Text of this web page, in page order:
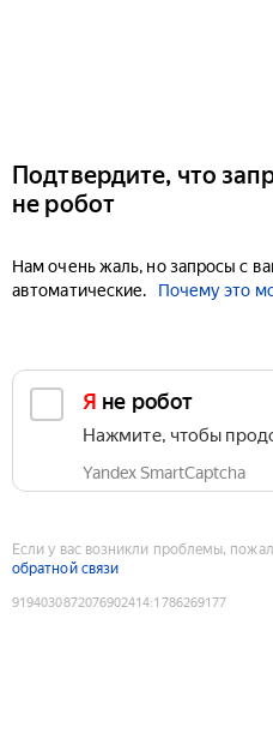
Подтвердите, что
не робот
Нам очень жаль, но запросы с
автоматические.
Почему это
Я не робот
Нажмите, чтобы
Yandex SmartCaptcha
Если у вас возникли проблемы,
обратной связи
9194030872076902414:1786269177